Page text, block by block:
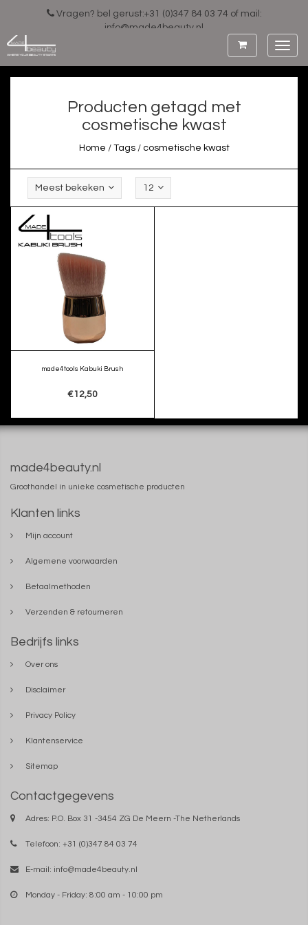
Vragen? bel gerust:+31 (0)347 84 03 74 of mail:
info@made4beauty.nl
Producten getagd met
cosmetische kwast
Home / Tags/ cosmetische kwast
Meest bekeken 12
made4tools Kabuki Brush
€12,50
made4beauty.nl
Groothandel in unieke cosmetische producten
Klanten links
Mijn account
Algemene voorwaarden
Betaalmethoden
Verzenden & retourneren
Bedrijfs links
Over ons
Disclaimer
Privacy Policy
Klantenservice
Sitemap
Contactgegevens
Adres: P.O. Box 31 -3454 ZG De Meern -The Netherlands
Telefoon: +31 (0)347 84 03 74
E-mail: info@made4beauty.nl
Monday - Friday: 8:00 am - 10:00 pm